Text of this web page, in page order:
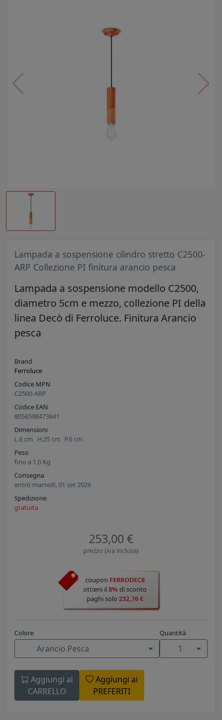
Lampada a sospensione cilindro stretto C2500-
ARP Collezione PI finitura arancio pesca
Lampada a sospensione modello C2500,
diametro 5cm e mezzo, collezione PI della
linea Decò di Ferroluce. Finitura Arancio
pesca
Brand
Ferroluce
Codice MPN
C2500-ARP
Codice EAN
8056598473841
Dimensioni
L.6 cm H.25 cm P.6 cm
Peso
fino a 1,0 Kg
Consegna
entro martedì, 01 set 2026
Spedizione
gratuita
253,00 €
prezzo (iva inclusa)
coupon FERRODEC8
ottieni il8% di sconto
paghi solo 232,76 €
Colore
Arancio Pesca
Quantità
1
Aggiungi al
CARRELLO
Aggiungi ai
PREFERITI